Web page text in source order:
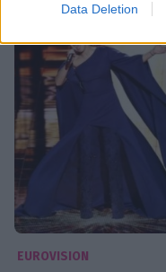
Data Deletion
EUROVISION